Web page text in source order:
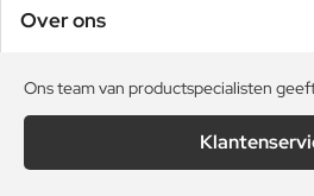
Over ons
Ons team van productspecialisten